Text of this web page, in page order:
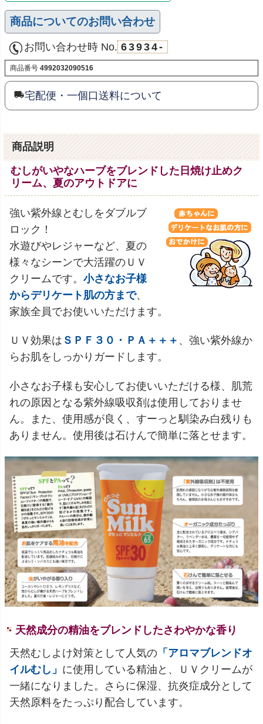
商品についてのお問い合わせ
お問い合わせ時 No. 63934-
商品番号 4992032090516
宅配便・一個口送料について
商品説明
むしがいやなハーブをブレンドした日焼け止めク
リーム、夏のアウトドアに
強い紫外線とむしをダブルブ
ロック！
水遊びやレジャーなど、夏の
様々なシーンで大活躍のＵＶ
クリームです。 小さなお子様
からデリケート肌の方まで、
家族全員でお使いいただけます。
ＵＶ効果は ＳＰＦ３０・ＰＡ＋＋＋ 、強い紫外線か
らお肌をしっかりガードします。
小さなお子様も安心してお使いいただける様、肌荒
れの原因となる紫外線吸収剤は使用しておりませ
ん。また、使用感が良く、すーっと馴染み白残りも
ありません。使用後は石けんで簡単に落とせます。
天然成分の精油をブレンドしたさわやかな香り
天然むしよけ対策として人気の 「アロマブレンドオ
イルむし」 に使用している精油と、ＵＶクリームが
一緒になりました。さらに保湿、抗炎症成分として
天然原料をたっぷり配合しています。